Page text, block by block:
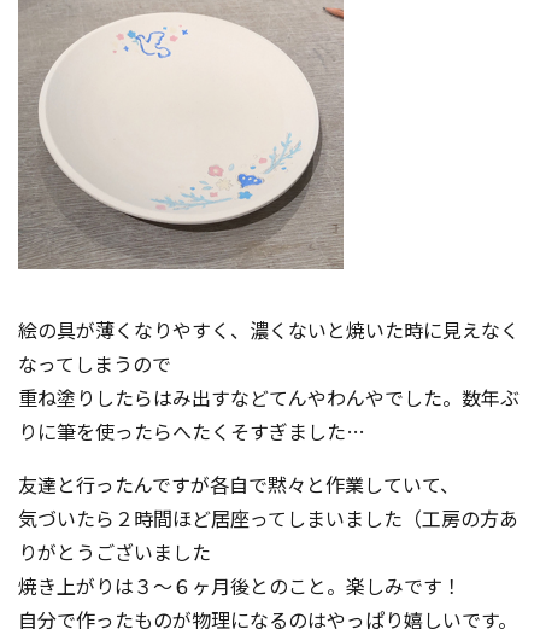
絵の具が薄くなりやすく、濃くないと焼いた時に見えなく
なってしまうので
重ね塗りしたらはみ出すなどてんやわんやでした。数年ぶ
りに筆を使ったらへたくそすぎました…
友達と行ったんですが各自で黙々と作業していて、
気づいたら２時間ほど居座ってしまいました（工房の方あ
りがとうございました
焼き上がりは３～６ヶ月後とのこと。楽しみです！
自分で作ったものが物理になるのはやっぱり嬉しいです。